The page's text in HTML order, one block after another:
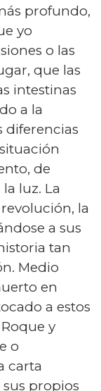
profundo,
yo
o las
que las
intestinas
a la
diferencias
de
luz. La
la
a sus
tan
Medio
en
a estos
y
o
carta
propios